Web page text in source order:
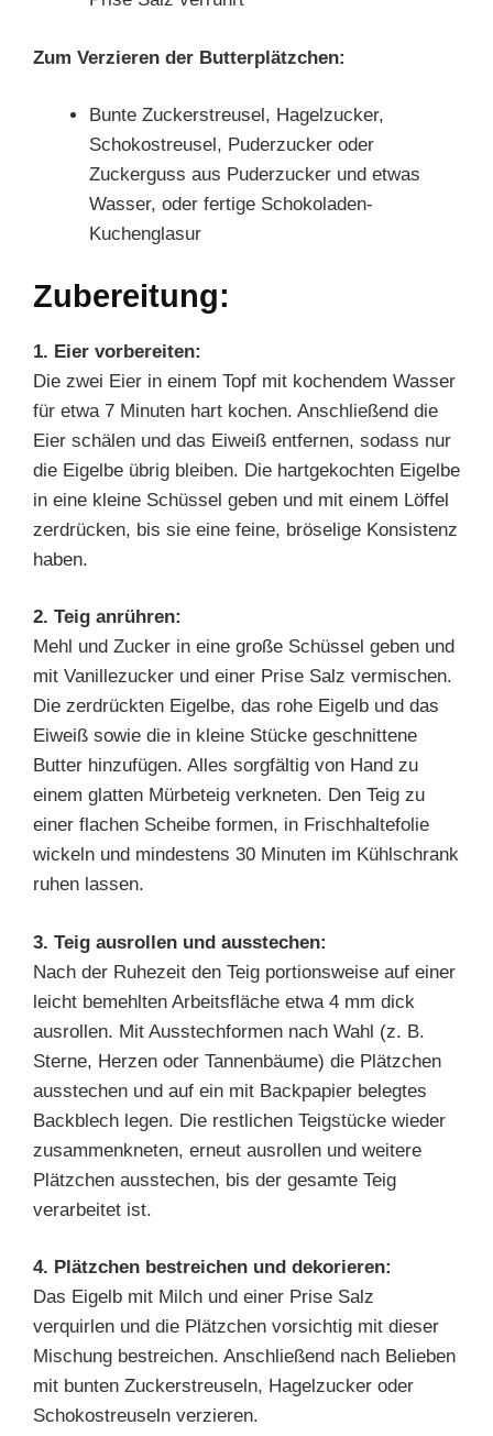
Zum Verzieren der Butterplätzchen:
Bunte Zuckerstreusel, Hagelzucker,
Schokostreusel, Puderzucker oder
Zuckerguss aus Puderzucker und etwas
Wasser, oder fertige Schokoladen-
Kuchenglasur
Zubereitung:
1. Eier vorbereiten:
Die zwei Eier in einem Topf mit kochendem Wasser
für etwa 7 Minuten hart kochen. Anschließend die
Eier schälen und das Eiweiß entfernen, sodass nur
die Eigelbe übrig bleiben. Die hartgekochten Eigelbe
in eine kleine Schüssel geben und mit einem Löffel
zerdrücken, bis sie eine feine, bröselige Konsistenz
haben.
2. Teig anrühren:
Mehl und Zucker in eine große Schüssel geben und
mit Vanillezucker und einer Prise Salz vermischen.
Die zerdrückten Eigelbe, das rohe Eigelb und das
Eiweiß sowie die in kleine Stücke geschnittene
Butter hinzufügen. Alles sorgfältig von Hand zu
einem glatten Mürbeteig verkneten. Den Teig zu
einer flachen Scheibe formen, in Frischhaltefolie
wickeln und mindestens 30 Minuten im Kühlschrank
ruhen lassen.
3. Teig ausrollen und ausstechen:
Nach der Ruhezeit den Teig portionsweise auf einer
leicht bemehlten Arbeitsfläche etwa 4 mm dick
ausrollen. Mit Ausstechformen nach Wahl (z. B.
Sterne, Herzen oder Tannenbäume) die Plätzchen
ausstechen und auf ein mit Backpapier belegtes
Backblech legen. Die restlichen Teigstücke wieder
zusammenkneten, erneut ausrollen und weitere
Plätzchen ausstechen, bis der gesamte Teig
verarbeitet ist.
4. Plätzchen bestreichen und dekorieren:
Das Eigelb mit Milch und einer Prise Salz
verquirlen und die Plätzchen vorsichtig mit dieser
Mischung bestreichen. Anschließend nach Belieben
mit bunten Zuckerstreuseln, Hagelzucker oder
Schokostreuseln verzieren.